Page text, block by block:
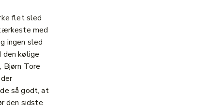
flet sled
med
ingen sled
den kølige
Bjørn Tore
så godt, at
den sidste